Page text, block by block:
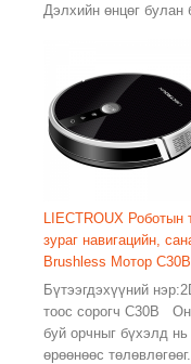
Дэлхийн өнцөг булан
LIECTROUX Роботын
зураг навигацийн,
Brushless Мотор C30B
Бүтээгдэхүүний
тоос сорогч C30B
буй орчныг бүхэлд
өрөөнөөс төлөвлөгөөг...